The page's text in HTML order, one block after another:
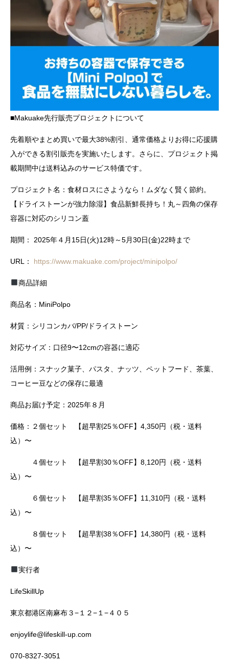
■Makuake先行販売プロジェクトについて
先着順やまとめ買いで最大38%割引、通常価格よりお得に応援購
入ができる割引販売を実施いたします。さらに、プロジェクト掲
載期間中は送料込みのサービス特価です。
プロジェクト名：食材ロスにさようなら！ムダなく賢く節約。
【ドライストーンが強力除湿】食品新鮮長持ち！丸～四角の保存
容器に対応のシリコン蓋
期間： 2025年４月15日(火)12時～5月30日(金)22時まで
URL： https://www.makuake.com/project/minipolpo/
商品詳細
商品名：MiniPolpo
材質：シリコンカバ/PP/ドライストーン
対応サイズ：口径9〜12cmの容器に適応
活用例：スナック菓子、パスタ、ナッツ、ペットフード、茶葉、
コーヒー豆などの保存に最適
商品お届け予定：2025年８月
価格：２個セット 【超早割25％OFF】4,350円（税・送料
込）〜
４個セット 【超早割30％OFF】8,120円（税・送料
込）〜
６個セット 【超早割35％OFF】11,310円（税・送料
込）〜
８個セット 【超早割38％OFF】14,380円（税・送料
込）〜
実行者
LifeSkillUp
東京都港区南麻布３−１２−１−４０５
enjoylife@lifeskill-up.com
070-8327-3051